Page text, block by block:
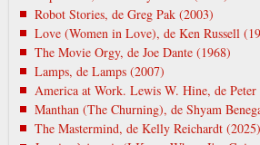
Robot Stories, de Greg Pak (2003)
Love (Women in Love), de Ken Russell
The Movie Orgy, de Joe Dante (1968)
Lamps, de Lamps (2007)
America at Work. Lewis W. Hine, de
Manthan (The Churning), de Shyam
The Mastermind, de Kelly Reichardt (2025)